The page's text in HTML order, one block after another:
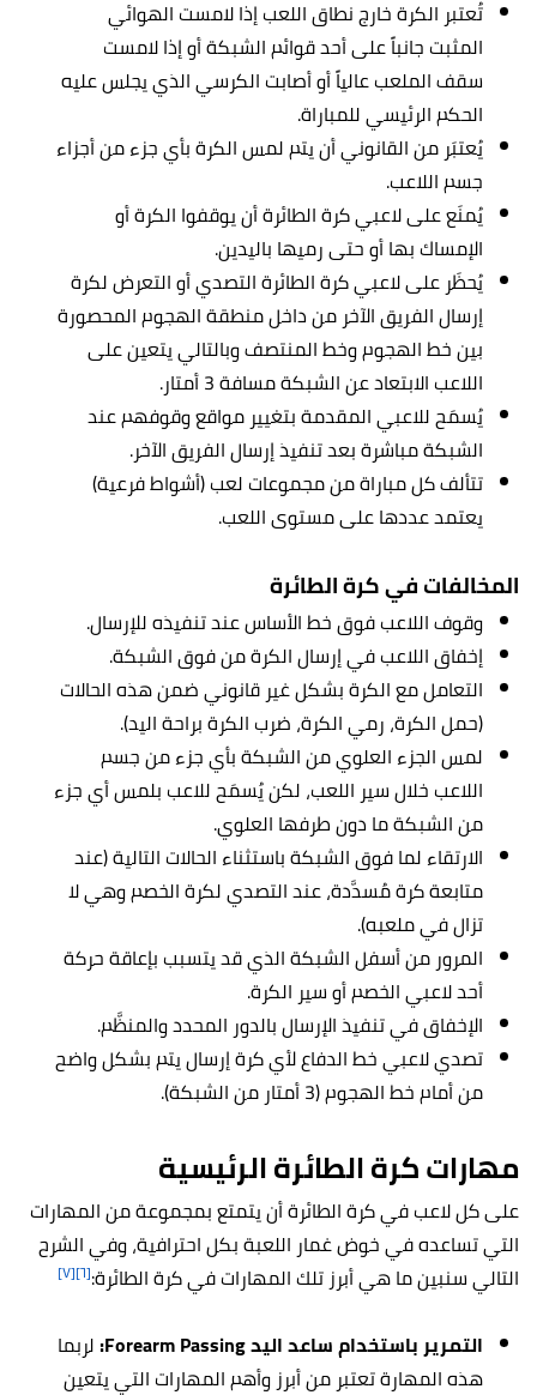
تُعتبر الكرة خارج نطاق اللعب إذا لامست الهوائي
المثبت جانباً على أحد قوائم الشبكة أو إذا لامست
سقف الملعب عالياً أو أصابت الكرسي الذي يجلس عليه
الحكم الرئيسي للمباراة.
يُعتبَر من القانوني أن يتم لمس الكرة بأي جزء من أجزاء
جسم اللاعب.
يُمنَع على لاعبي كرة الطائرة أن يوقفوا الكرة أو
الإمساك بها أو حتى رميها باليدين.
يُحظَر على لاعبي كرة الطائرة التصدي أو التعرض لكرة
إرسال الفريق الآخر من داخل منطقة الهجوم المحصورة
بين خط الهجوم وخط المنتصف وبالتالي يتعين على
اللاعب الابتعاد عن الشبكة مسافة 3 أمتار.
يُسمَح للاعبي المقدمة بتغيير مواقع وقوفهم عند
الشبكة مباشرة بعد تنفيذ إرسال الفريق الآخر.
تتألف كل مباراة من مجموعات لعب (أشواط فرعية)
يعتمد عددها على مستوى اللعب.
المخالفات في كرة الطائرة
وقوف اللاعب فوق خط الأساس عند تنفيذه للإرسال.
إخفاق اللاعب في إرسال الكرة من فوق الشبكة.
التعامل مع الكرة بشكل غير قانوني ضمن هذه الحالات
(حمل الكرة، رمي الكرة، ضرب الكرة براحة اليد).
لمس الجزء العلوي من الشبكة بأي جزء من جسم
اللاعب خلال سير اللعب، لكن يُسمَح للاعب بلمس أي جزء
من الشبكة ما دون طرفها العلوي.
الارتقاء لما فوق الشبكة باستثناء الحالات التالية (عند
متابعة كرة مُسدَّدة، عند التصدي لكرة الخصم وهي لا
تزال في ملعبه).
المرور من أسفل الشبكة الذي قد يتسبب بإعاقة حركة
أحد لاعبي الخصم أو سير الكرة.
الإخفاق في تنفيذ الإرسال بالدور المحدد والمنظَّم.
تصدي لاعبي خط الدفاع لأي كرة إرسال يتم بشكل واضح
من أمام خط الهجوم (3 أمتار من الشبكة).
مهارات كرة الطائرة الرئيسية
على كل لاعب في كرة الطائرة أن يتمتع بمجموعة من المهارات
التي تساعده في خوض غمار اللعبة بكل احترافية، وفي الشرح
التالي سنبين ما هي أبرز تلك المهارات في كرة الطائرة:[٦] [٧]
التمرير باستخدام ساعد اليد Forearm Passing:
لربما
هذه المهارة تعتبر من أبرز وأهم المهارات التي يتعين